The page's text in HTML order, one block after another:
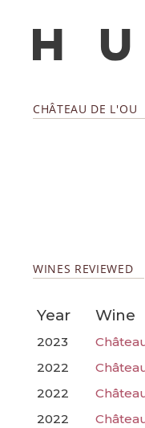
CHÂTEAU DE L'OU
WINES REVIEWED
Year Wine
2023
2022
2022
2022